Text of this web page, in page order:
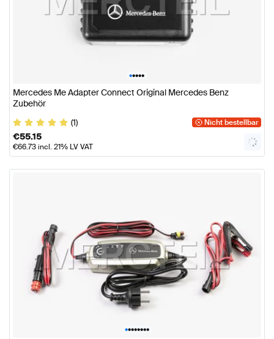
•••••
Mercedes Me Adapter Connect Original Mercedes Benz
Zubehör
(1)
Nicht bestellbar
€55.15
€66.73incl. 21% LV VAT
••••••••